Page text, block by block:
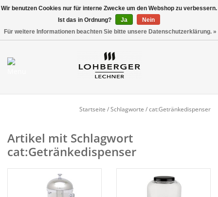
Mein Konto / Kundenkonto
NEU
Startseite /Schlagworte /cat:Getränkedispenser
Artikel mit Schlagwort
cat:Getränkedispenser
Wir benutzen Cookies nur für interne Zwecke um den Webshop zu verbessern.
Ist das in Ordnung?
Ja
Nein
Für weitere Informationen beachten Sie bitte unsere Datenschutzerklärung. »